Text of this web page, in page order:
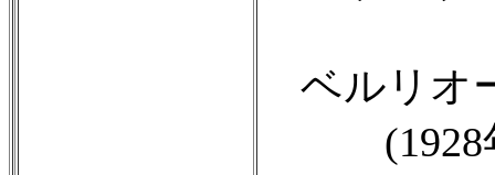
ベルリオ
(1928年